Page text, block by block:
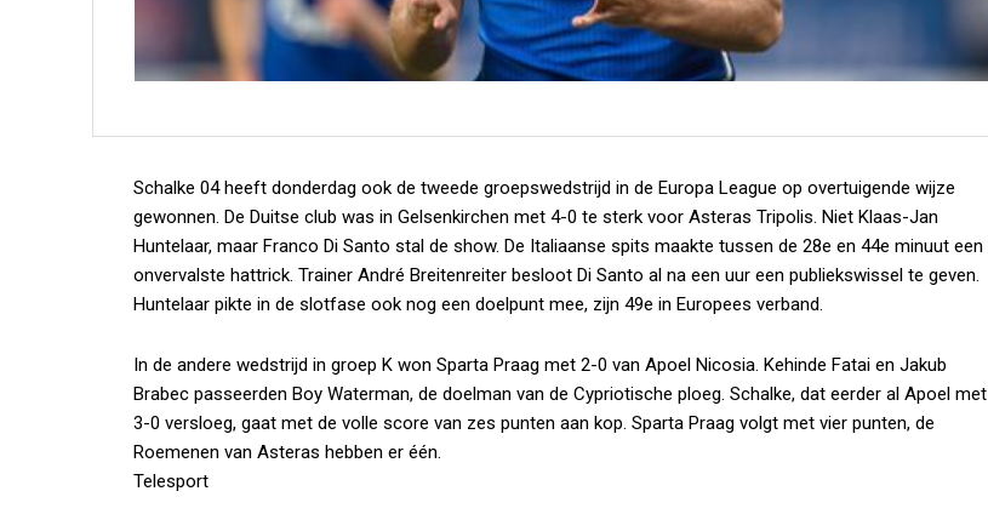
Schalke 04 heeft donderdag ook de tweede groepswedstrijd in de Europa League op overtuigende wijze
gewonnen. De Duitse club was in Gelsenkirchen met 4-0 te sterk voor Asteras Tripolis. Niet Klaas-Jan
Huntelaar, maar Franco Di Santo stal de show. De Italiaanse spits maakte tussen de 28e en 44e minuut een
onvervalste hattrick. Trainer André Breitenreiter besloot Di Santo al na een uur een publiekswissel te geven.
Huntelaar pikte in de slotfase ook nog een doelpunt mee, zijn 49e in Europees verband.
In de andere wedstrijd in groep K won Sparta Praag met 2-0 van Apoel Nicosia. Kehinde Fatai en Jakub
Brabec passeerden Boy Waterman, de doelman van de Cypriotische ploeg. Schalke, dat eerder al Apoel met
3-0 versloeg, gaat met de volle score van zes punten aan kop. Sparta Praag volgt met vier punten, de
Roemenen van Asteras hebben er één.
Telesport